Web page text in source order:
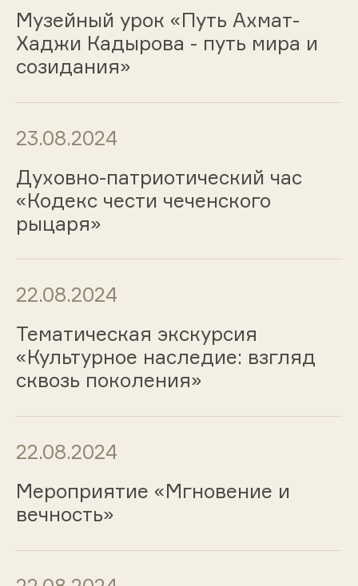
Музейный урок «Путь Ахмат-
Хаджи Кадырова - путь мира и
созидания»
23.08.2024
Духовно-патриотический час
«Кодекс чести чеченского
рыцаря»
22.08.2024
Тематическая экскурсия
«Культурное наследие: взгляд
сквозь поколения»
22.08.2024
Мероприятие «Мгновение и
вечность»